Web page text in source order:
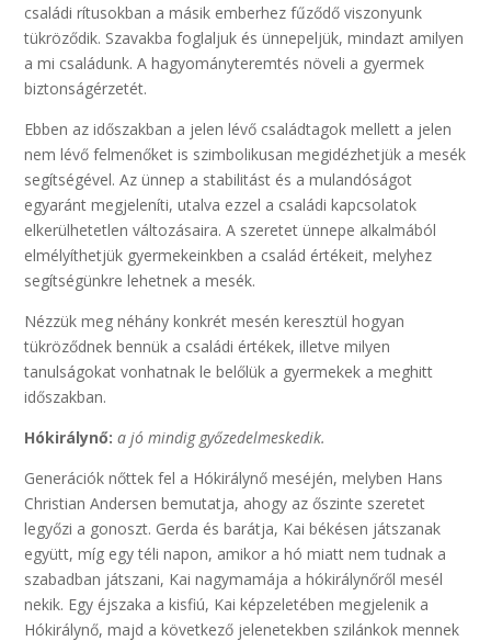
családi rítusokban a másik emberhez fűződő viszonyunk
tükröződik. Szavakba foglaljuk és ünnepeljük, mindazt amilyen
a mi családunk. A hagyományteremtés növeli a gyermek
biztonságérzetét.
Ebben az időszakban a jelen lévő családtagok mellett a jelen
nem lévő felmenőket is szimbolikusan megidézhetjük a mesék
segítségével. Az ünnep a stabilitást és a mulandóságot
egyaránt megjeleníti, utalva ezzel a családi kapcsolatok
elkerülhetetlen változásaira. A szeretet ünnepe alkalmából
elmélyíthetjük gyermekeinkben a család értékeit, melyhez
segítségünkre lehetnek a mesék.
Nézzük meg néhány konkrét mesén keresztül hogyan
tükröződnek bennük a családi értékek, illetve milyen
tanulságokat vonhatnak le belőlük a gyermekek a meghitt
időszakban.
Hókirálynő: a jó mindig győzedelmeskedik.
Generációk nőttek fel a Hókirálynő meséjén, melyben Hans
Christian Andersen bemutatja, ahogy az őszinte szeretet
legyőzi a gonoszt. Gerda és barátja, Kai békésen játszanak
együtt, míg egy téli napon, amikor a hó miatt nem tudnak a
szabadban játszani, Kai nagymamája a hókirálynőről mesél
nekik. Egy éjszaka a kisfiú, Kai képzeletében megjelenik a
Hókirálynő, majd a következő jelenetekben szilánkok mennek